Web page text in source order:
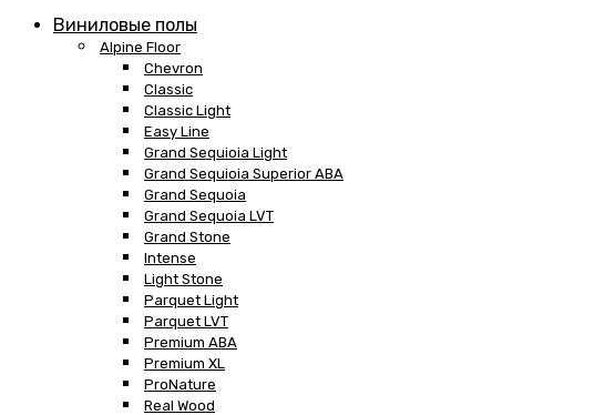
Виниловые полы
Alpine Floor
Chevron
Classic
Classic Light
Easy Line
Grand Sequioia Light
Grand Sequioia Superior ABA
Grand Sequoia
Grand Sequoia LVT
Grand Stone
Intense
Light Stone
Parquet Light
Parquet LVT
Premium ABA
Premium XL
ProNature
Real Wood